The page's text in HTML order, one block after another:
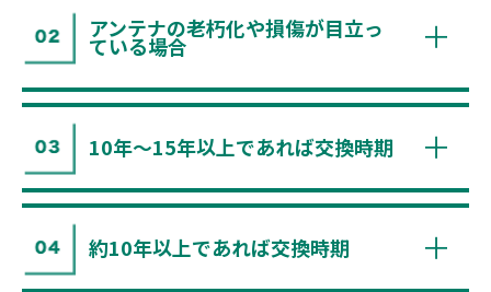
アンテナの老朽化や損傷が目立っ
ている場合
10年〜15年以上であれば交換時期
約10年以上であれば交換時期